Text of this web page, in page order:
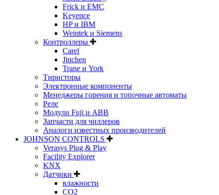
Frick и EMC
Keyence
HP и IBM
Weintek и Siemens
Контроллеры
Carel
Jinchen
Trane и York
Тиристоры
Электронные компоненты
Менеджеры горения и топочные автоматы
Реле
Модули Fuji и ABB
Запчасти для чиллеров
Аналоги известных производителей
JOHNSON CONTROLS
Verasys Plug & Play
Facility Explorer
KNX
Датчики
влажности
CO2